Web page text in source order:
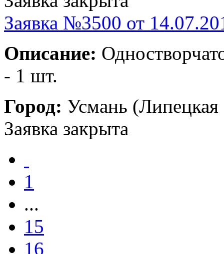
Заявка №3500 от
Описание:
- 1 шт.
Город: Усмань (Липецкая
Заявка закрыта
1
...
15
16